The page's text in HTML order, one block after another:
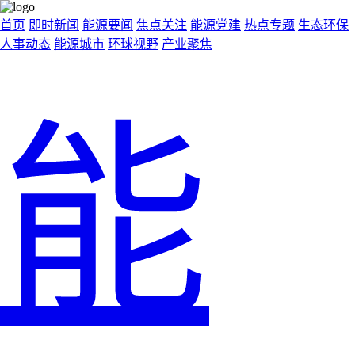
首页 即时新闻 能源要闻 焦点关注 能源党建 热点专题 生态环保
人事动态 能源城市 环球视野 产业聚焦
能